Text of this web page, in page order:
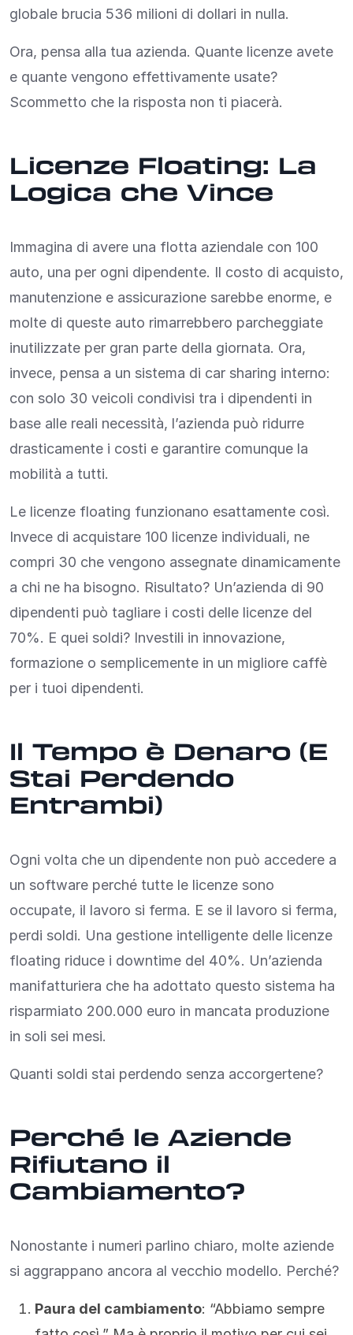
globale brucia 536 milioni di dollari in nulla.
Ora, pensa alla tua azienda. Quante licenze avete
e quante vengono effettivamente usate?
Scommetto che la risposta non ti piacerà.
Licenze Floating: La
Logica che Vince
Immagina di avere una flotta aziendale con 100
auto, una per ogni dipendente. Il costo di acquisto,
manutenzione e assicurazione sarebbe enorme, e
molte di queste auto rimarrebbero parcheggiate
inutilizzate per gran parte della giornata. Ora,
invece, pensa a un sistema di car sharing interno:
con solo 30 veicoli condivisi tra i dipendenti in
base alle reali necessità, l’azienda può ridurre
drasticamente i costi e garantire comunque la
mobilità a tutti.
Le licenze floating funzionano esattamente così.
Invece di acquistare 100 licenze individuali, ne
compri 30 che vengono assegnate dinamicamente
a chi ne ha bisogno. Risultato? Un’azienda di 90
dipendenti può tagliare i costi delle licenze del
70%. E quei soldi? Investili in innovazione,
formazione o semplicemente in un migliore caffè
per i tuoi dipendenti.
Il Tempo è Denaro (E
Stai Perdendo
Entrambi)
Ogni volta che un dipendente non può accedere a
un software perché tutte le licenze sono
occupate, il lavoro si ferma. E se il lavoro si ferma,
perdi soldi. Una gestione intelligente delle licenze
floating riduce i downtime del 40%. Un’azienda
manifatturiera che ha adottato questo sistema ha
risparmiato 200.000 euro in mancata produzione
in soli sei mesi.
Quanti soldi stai perdendo senza accorgertene?
Perché le Aziende
Rifiutano il
Cambiamento?
Nonostante i numeri parlino chiaro, molte aziende
si aggrappano ancora al vecchio modello. Perché?
Paura del cambiamento: “Abbiamo sempre